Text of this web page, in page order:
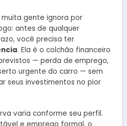
gente ignora por
antes de qualquer
você precisa ter
. Ela é o colchão financeiro
— perda de emprego,
urgente do carro — sem
seus investimentos no pior
varia conforme seu perfil.